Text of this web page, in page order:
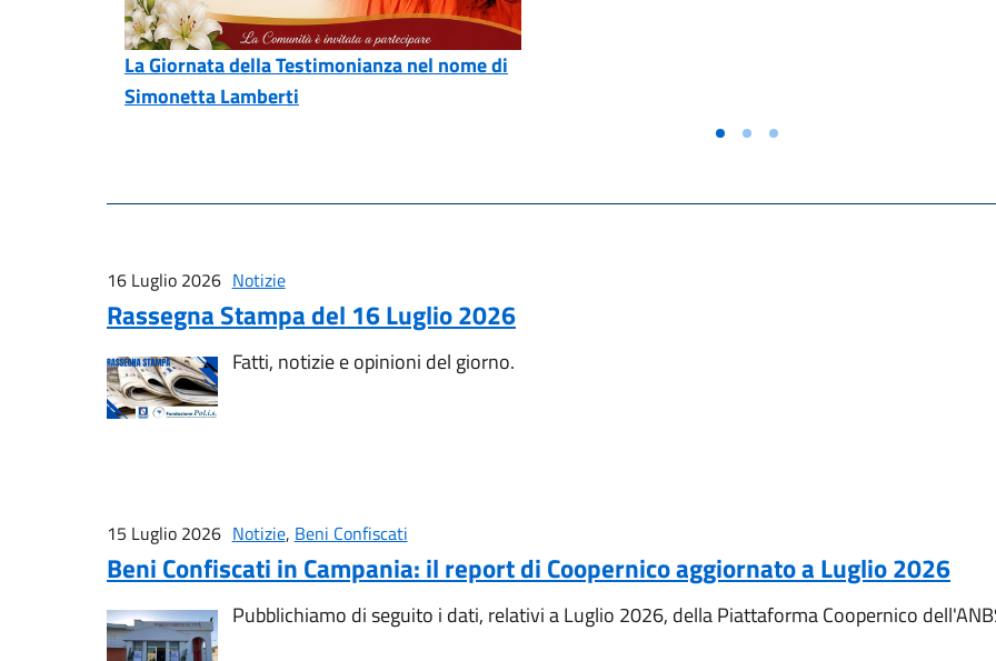
La Giornata della Testimonianza nel nome di
Simonetta Lamberti
16 Luglio 2026 Notizie
Rassegna Stampa del 16 Luglio 2026
Fatti, notizie e opinioni del giorno.
15 Luglio 2026 Notizie, Beni Confiscati
Beni Confiscati in Campania: il report di Coopernico aggiornato a Luglio 2026
Pubblichiamo di seguito i dati, relativi a Luglio 2026, della Piattaforma Coopernico